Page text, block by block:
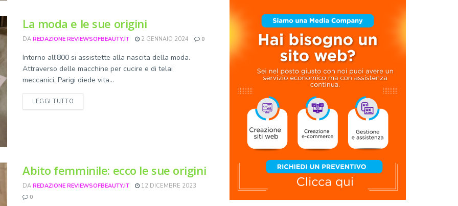
La moda e le sue origini
DA REDAZIONE REVIEWSOFBEAUTY.IT 2 GENNAIO 2024 0
Intorno all'800 si assistette alla nascita della moda.
Attraverso delle macchine per cucire e di telai
meccanici, Parigi diede vita...
LEGGI TUTTO
Abito femminile: ecco le sue origini
DA REDAZIONE REVIEWSOFBEAUTY.IT
12 DICEMBRE 2023
0